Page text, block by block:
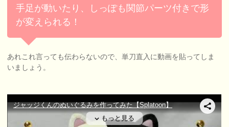
手足が動いたり、しっぽも関節パーツ付きで形
が変えられる！
あれこれ言っても伝わらないので、単刀直入に動画を貼ってしま
いましょう。